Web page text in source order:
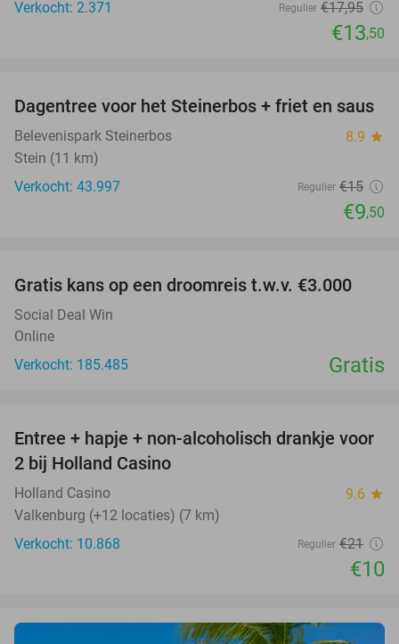
Verkocht: 2.371
Regulier €17,95
€13,50
37%
Dagentree voor het Steinerbos + friet en saus
Belevenispark Steinerbos 8.9 star
Stein (11 km)
Verkocht: 43.997
Regulier €15
€9,50
Gratis kans op een droomreis t.w.v. €3.000
Social Deal Win
Online
Verkocht: 185.485
Gratis
52%
Entree + hapje + non-alcoholisch drankje voor
2 bij Holland Casino
Holland Casino 9.6 star
Valkenburg (+12 locaties) (7 km)
Verkocht: 10.868
Regulier €21
€10